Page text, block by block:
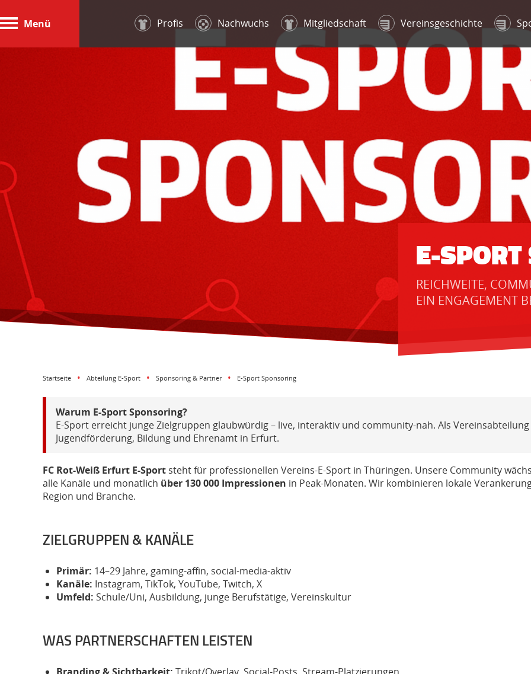
Menü Profis Nachwuchs Mitgliedschaft Vereinsgeschichte
E-
REICHWEITE,
EIN ENGAGEMENT
Startseite Abteilung E-Sport Sponsoring & Partner E-Sport Sponsoring
Warum E-Sport Sponsoring?
E-Sport erreicht junge Zielgruppen glaubwürdig – live, interaktiv und community-nah. Als
Jugendförderung, Bildung und Ehrenamt in Erfurt.
FC Rot-Weiß Erfurt E-Sport steht für professionellen Vereins-E-Sport in Thüringen. Unsere Community
alle Kanäle und monatlich über 130 000 Impressionen in Peak-Monaten. Wir kombinieren lokale
Region und Branche.
ZIELGRUPPEN & KANÄLE
Primär: 14–29 Jahre, gaming-affin, social-media-aktiv
Kanäle: Instagram, TikTok, YouTube, Twitch, X
Umfeld: Schule/Uni, Ausbildung, junge Berufstätige, Vereinskultur
WAS PARTNERSCHAFTEN LEISTEN